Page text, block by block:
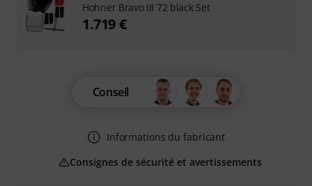
Conseil
Informations du fabricant
Consignes de sécurité et avertissements
Hohner Bravo III 72 black Set
1.719 €